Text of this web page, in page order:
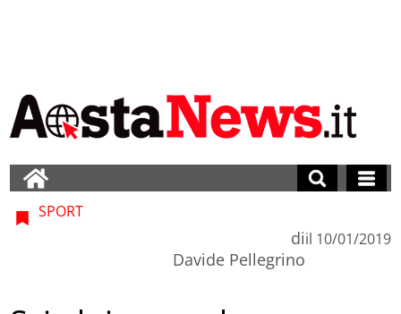
SPORT
di
Davide Pellegrino
il 10/01/2019